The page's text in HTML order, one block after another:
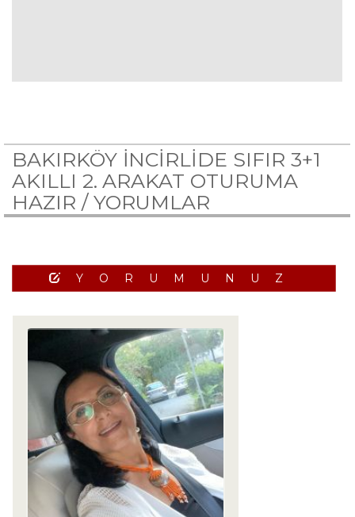
BAKIRKÖY İNCİRLİDE SIFIR 3+1
AKILLI 2. ARAKAT OTURUMA
HAZIR / YORUMLAR
YORUMUNUZ